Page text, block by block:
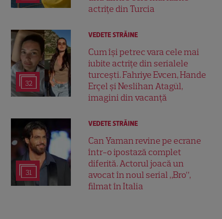
actrițe din Turcia
32
VEDETE STRĂINE
Cum își petrec vara cele mai
iubite actrițe din serialele
turcești. Fahriye Evcen, Hande
Erçel și Neslihan Atagül,
imagini din vacanță
31
VEDETE STRĂINE
Can Yaman revine pe ecrane
într-o ipostază complet
diferită. Actorul joacă un
avocat în noul serial „Bro”,
filmat în Italia